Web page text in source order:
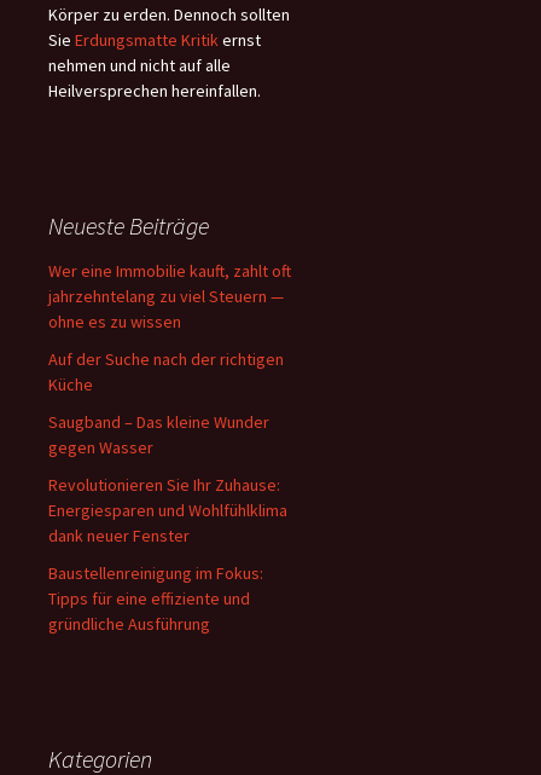
Körper zu erden. Dennoch sollten
Sie Erdungsmatte Kritikernst
nehmen und nicht auf alle
Heilversprechen hereinfallen.
Neueste Beiträge
Wer eine Immobilie kauft, zahlt oft
jahrzehntelang zu viel Steuern —
ohne es zu wissen
Auf der Suche nach der richtigen
Küche
Saugband – Das kleine Wunder
gegen Wasser
Revolutionieren Sie Ihr Zuhause:
Energiesparen und Wohlfühlklima
dank neuer Fenster
Baustellenreinigung im Fokus:
Tipps für eine effiziente und
gründliche Ausführung
Kategorien